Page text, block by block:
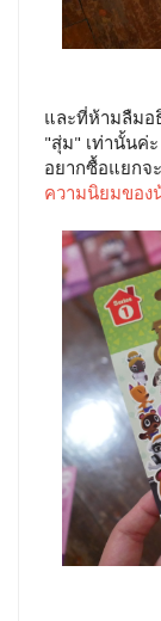
และที่ห้ามลืมอ
"สุ่ม" เท่านั้นค่
อยากซื้อแยกจ
ความนิยมของ